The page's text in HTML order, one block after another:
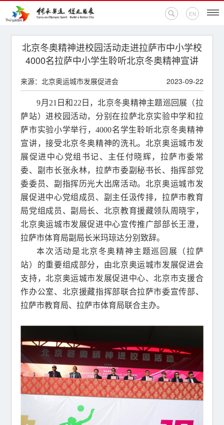
EN
首页
活动专题
奥运百科
奥促机构
奥运之家
联系我们
北京冬奥精神进校园活动走进拉萨市中小学校
4000名拉萨中小学生聆听北京冬奥精神宣讲
来源：北京奥运城市发展促进会 2023-09-22
9月21日和22日，北京冬奥精神主题巡回展（拉
萨站）进校园活动，分别在拉萨北京实验中学和拉
萨市实验小学举行，4000名学生聆听北京冬奥精神
宣讲，接受北京冬奥精神的洗礼。北京奥运城市发
展促进中心党组书记、主任付晓辉，拉萨市委常
委、副市长张永林，拉萨市委副秘书长、指挥部党
委委员、副指挥历光大出席活动。北京奥运城市发
展促进中心党组成员、副主任汲传排，拉萨市教育
局党组成员、副局长、北京教育援藏领队周晓宇，
北京奥运城市发展促进中心宣传推广部部长王澄，
拉萨市体育局副局长米玛琼达分别致辞。
本次活动是北京冬奥精神主题巡回展（拉萨
站）的重要组成部分，由北京奥运城市发展促进会
支持，北京奥运城市发展促进中心、北京市支援合
作办公室、北京援藏指挥部联合拉萨市委宣传部、
拉萨市教育局、拉萨市体育局联合主办。